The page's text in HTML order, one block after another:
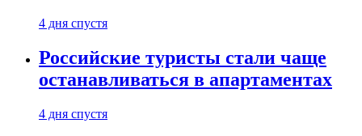
4 дня спустя
Российские туристы стали чаще
останавливаться в апартаментах
4 дня спустя